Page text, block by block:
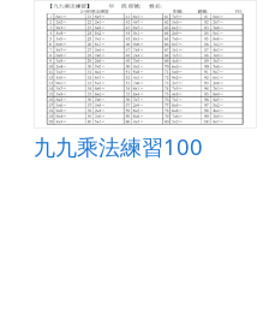
九九乘法練習100